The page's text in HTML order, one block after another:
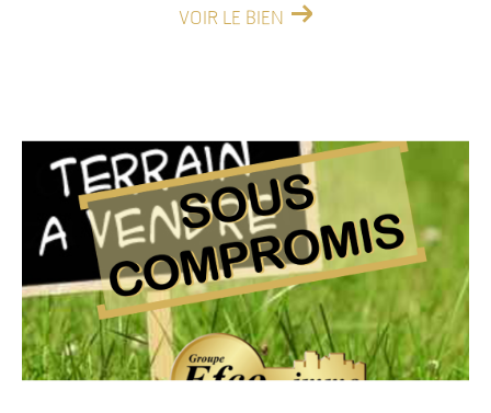
VOIR LE BIEN